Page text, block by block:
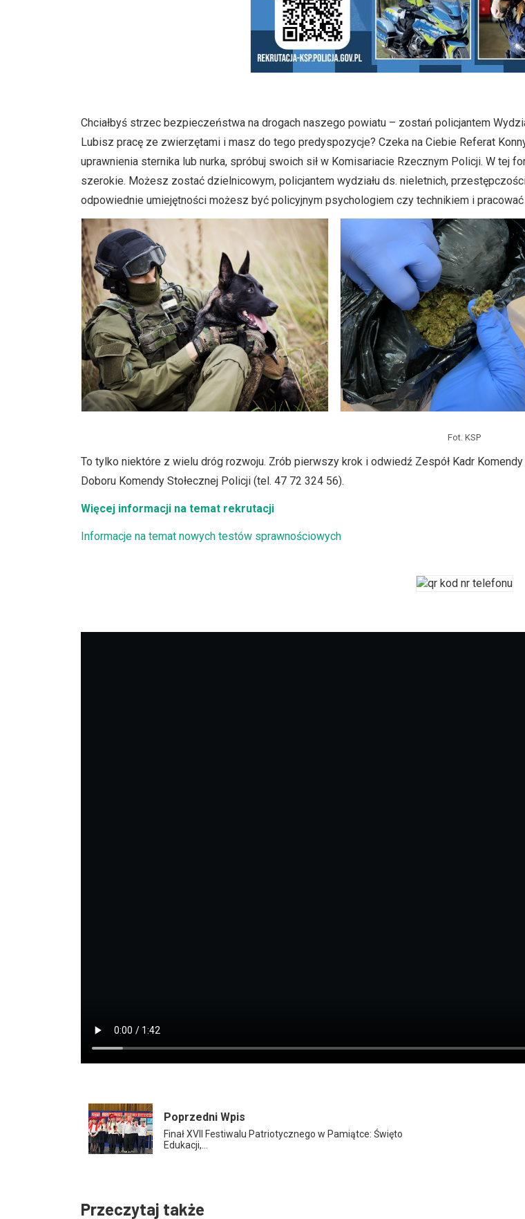
Chciałbyś strzec bezpieczeństwa na drogach naszego powiatu – zostań policjantem
Lubisz pracę ze zwierzętami i masz do tego predyspozycje? Czeka na Ciebie Referat
uprawnienia sternika lub nurka, spróbuj swoich sił w Komisariacie Rzecznym Policji. W tej
szerokie. Możesz zostać dzielnicowym, policjantem wydziału ds. nieletnich,
odpowiednie umiejętności możesz być policyjnym psychologiem czy technikiem i
Fot. KSP
To tylko niektóre z wielu dróg rozwoju. Zrób pierwszy krok i odwiedź Zespół Kadr
Doboru Komendy Stołecznej Policji (tel. 47 72 324 56).
Więcej informacji na temat rekrutacji
Informacje na temat nowych testów sprawnościowych
Poprzedni Wpis
Finał XVII Festiwalu Patriotycznego w Pamiątce: Święto
Edukacji,…
Przeczytaj także